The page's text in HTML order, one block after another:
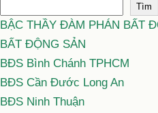
Tìm
BẬC THẦY ĐÀM PHÁN BẤT
BẤT ĐỘNG SẢN
BĐS Bình Chánh TPHCM
BĐS Cần Đước Long An
BĐS Ninh Thuận